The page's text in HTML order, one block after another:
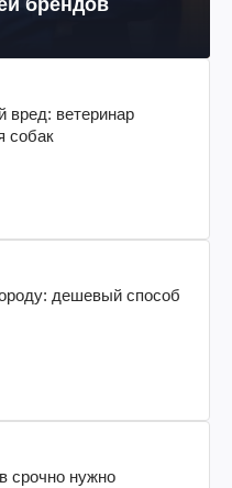
брендов
вред: ветеринар
собак
дешевый способ
срочно нужно